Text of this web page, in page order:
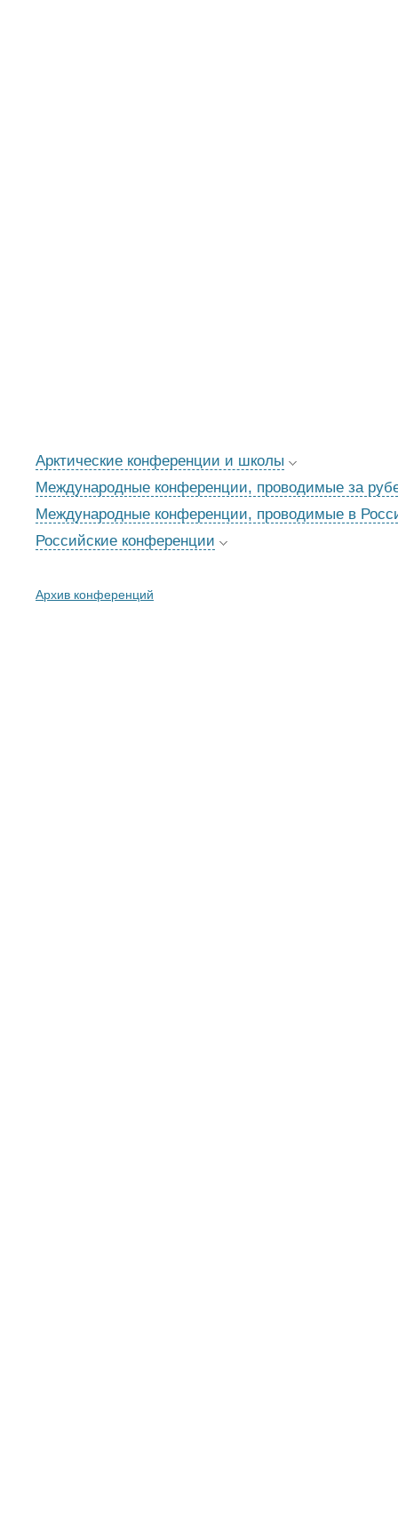
Арктические конференции и школы
Международные конференции, проводимые за
Международные конференции, проводимые в
Российские конференции
Архив конференций